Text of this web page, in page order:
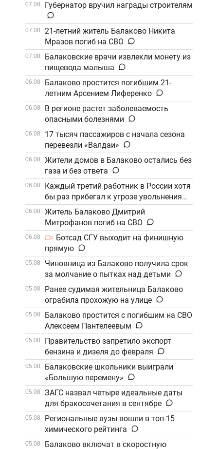
07.08 Губернатор вручил награды строителям
07.08
21-летний житель Балаково Никита
Мразов погиб на СВО
07.08
Балаковские врачи извлекли монету из
пищевода малыша
06.08
Балаково простится погибшим 21-
летним Арсением Лиференко
06.08
В регионе растет заболеваемость
опасными болезнями
06.08
17 тысяч пассажиров с начала сезона
перевезли «Валдаи»
06.08
Жители домов в Балаково остались без
газа и без ответа
06.08
Каждый третий работник в России хотя
бы раз прибегал к угрозе увольнения
06.08
Житель Балаково Дмитрий
Митрофанов погиб на СВО
06.08
Ботсад СГУ выходит на финишную
прямую
05.08
Чиновница из Балаково получила срок
за молчание о пытках над детьми
05.08
Ранее судимая жительница Балаково
ограбила прохожую на улице
05.08
Балаково простится с погибшим на СВО
Алексеем Пантелеевым
05.08
Правительство запретило экспорт
бензина и дизеля до февраля
05.08
Балаковские школьники выиграли
«Большую перемену»
05.08
ЗАГС назвал четыре идеальные даты
для бракосочетания в сентябре
05.08
Региональные вузы вошли в топ-15
химического рейтинга
05.08
Балаково включат в скоростную